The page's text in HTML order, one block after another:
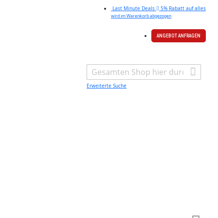
Last Minute Deals 5% Rabatt auf alles
wird im Warenkorb abgezogen
ANGEBOT ANFRAGEN
Erweiterte Suche